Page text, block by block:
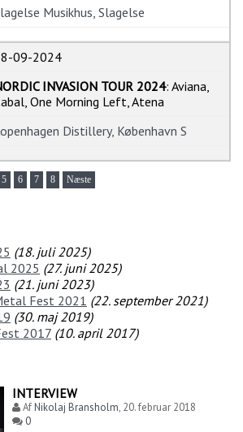
Musikhus, Slagelse
09-2024
INVASION TOUR 2024: Aviana,
One Morning Left, Atena
Distillery, København S
5 6 7 8 Næste
(18. juli 2025)
2025 (27. juni 2025)
(21. juni 2023)
Fest 2021 (22. september 2021)
(30. maj 2019)
2017 (10. april 2017)
INTERVIEW
AfNikolaj Bransholm, 20. februar 2018
0